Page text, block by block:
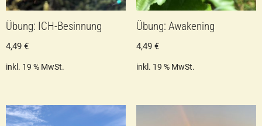
Übung: ICH-Besinnung
4,49 €
inkl. 19 % MwSt.
Übung: Awakening
4,49 €
inkl. 19 % MwSt.